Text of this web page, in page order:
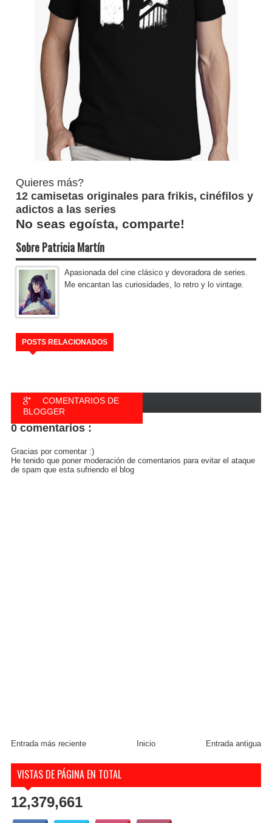
Quieres más?
12 camisetas originales para frikis, cinéfilos y
adictos a las series
No seas egoísta, comparte!
Sobre Patricia Martín
Apasionada del cine clásico y devoradora de series.
Me encantan las curiosidades, lo retro y lo vintage.
POSTS RELACIONADOS
COMENTARIOS DE
BLOGGER
FACEBOOK
0 comentarios :
Gracias por comentar :)
He tenido que poner moderación de comentarios para evitar el ataque
de spam que esta sufriendo el blog
Entrada más reciente Entrada antigua
Inicio
VISTAS DE PÁGINA EN TOTAL
12,379,661